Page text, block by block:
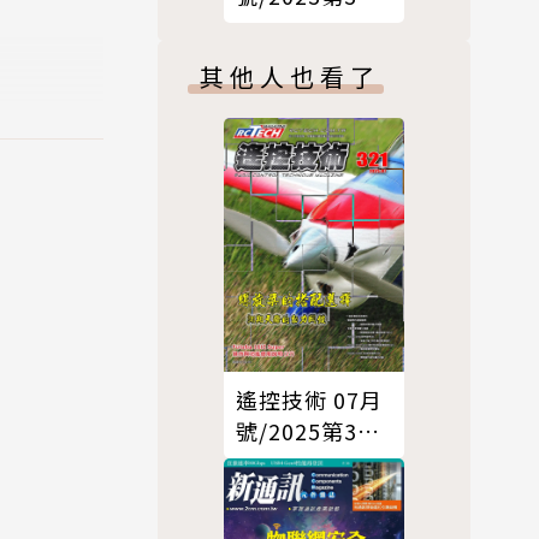
其他人也看了
遙控技術 07月
號/2025第321
期